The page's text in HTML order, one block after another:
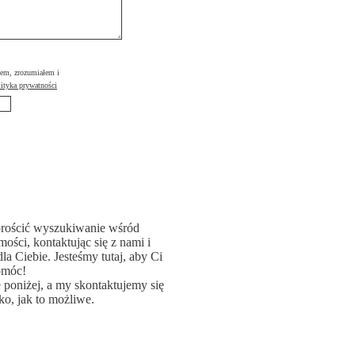
zrozumiałem i
prywatności
wyszukiwanie wśród
kontaktując się z nami i
Ciebie. Jesteśmy tutaj, aby Ci
a my skontaktujemy się
jak to możliwe.